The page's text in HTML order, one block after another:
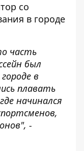
со
в городе
часть
был
в
плавать
начинался
-